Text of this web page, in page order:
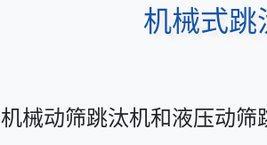
机械式跳
机械动筛跳汰机和液压动